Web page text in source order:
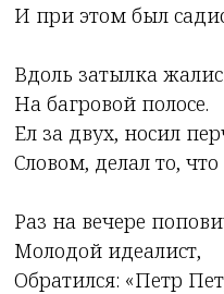
И при этом был
Вдоль затылка
На багровой полосе.
Ел за двух, носил
Словом, делал то, что
Раз на вечере
Молодой идеалист,
Обратился: «Петр